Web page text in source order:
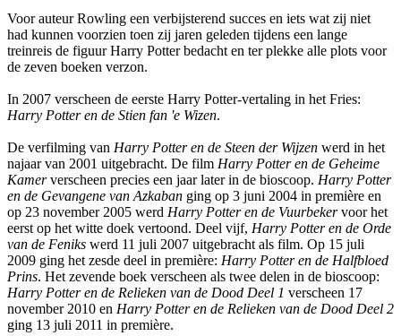
Voor auteur Rowling een verbijsterend succes en iets wat zij niet
had kunnen voorzien toen zij jaren geleden tijdens een lange
treinreis de figuur Harry Potter bedacht en ter plekke alle plots voor
de zeven boeken verzon.
In 2007 verscheen de eerste Harry Potter-vertaling in het Fries:
Harry Potter en de Stien fan 'e Wizen.
De verfilming van Harry Potter en de Steen der Wijzen werd in het
najaar van 2001 uitgebracht. De film Harry Potter en de Geheime
Kamerverscheen precies een jaar later in de bioscoop. Harry Potter
en de Gevangene van Azkaban ging op 3 juni 2004 in première en
op 23 november 2005 werd Harry Potter en de Vuurbekervoor het
eerst op het witte doek vertoond. Deel vijf, Harry Potter en de Orde
van de Feniks werd 11 juli 2007 uitgebracht als film. Op 15 juli
2009 ging het zesde deel in première: Harry Potter en de Halfbloed
Prins. Het zevende boek verscheen als twee delen in de bioscoop:
Harry Potter en de Relieken van de Dood Deel 1 verscheen 17
november 2010 en Harry Potter en de Relieken van de Dood Deel 2
ging 13 juli 2011 in première.